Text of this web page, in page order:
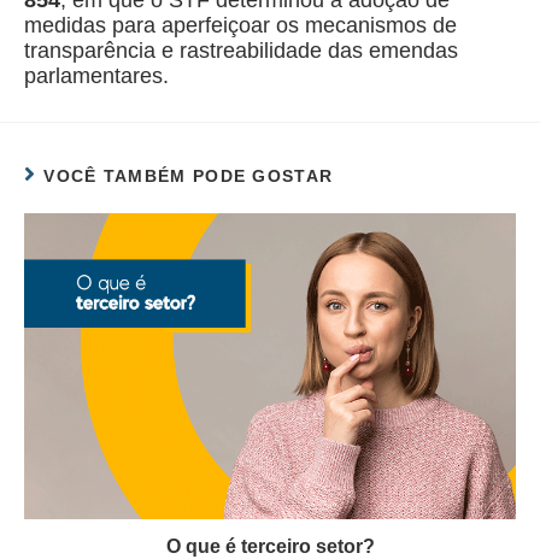
medidas para aperfeiçoar os mecanismos de
transparência e rastreabilidade das emendas
parlamentares.
VOCÊ TAMBÉM PODE GOSTAR
O que é terceiro setor?